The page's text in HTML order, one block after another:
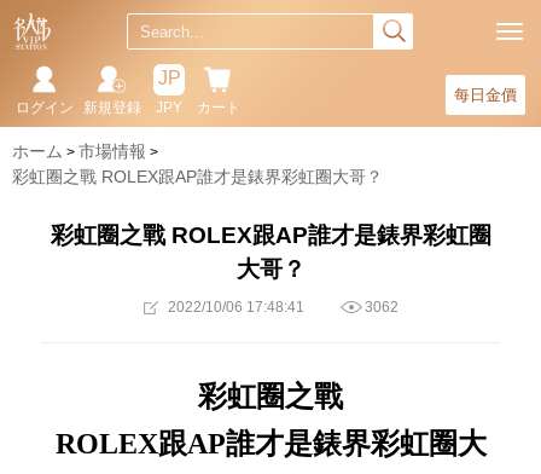
每日金價
カート
JP
JPY
新規登録
ログイン
ホーム
市場情報
彩虹圈之戰 ROLEX跟AP誰才是錶界彩虹圈大哥？
彩虹圈之戰 ROLEX跟AP誰才是錶界彩虹圈
大哥？
2022/10/06 17:48:41 3062
彩虹圈之戰
ROLEX跟AP誰才是錶界彩虹圈大